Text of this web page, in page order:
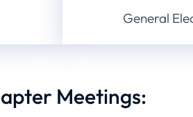
General
Meetings: